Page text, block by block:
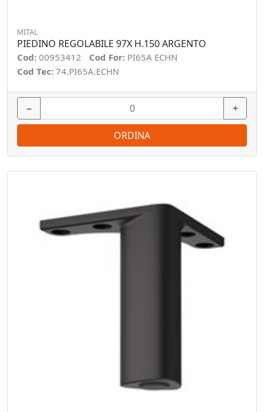
MITAL
PIEDINO REGOLABILE 97X H.150 ARGENTO
Cod: 00953412 Cod For: PI65A ECHN
Cod Tec: 74.PI65A.ECHN
− +
ORDINA